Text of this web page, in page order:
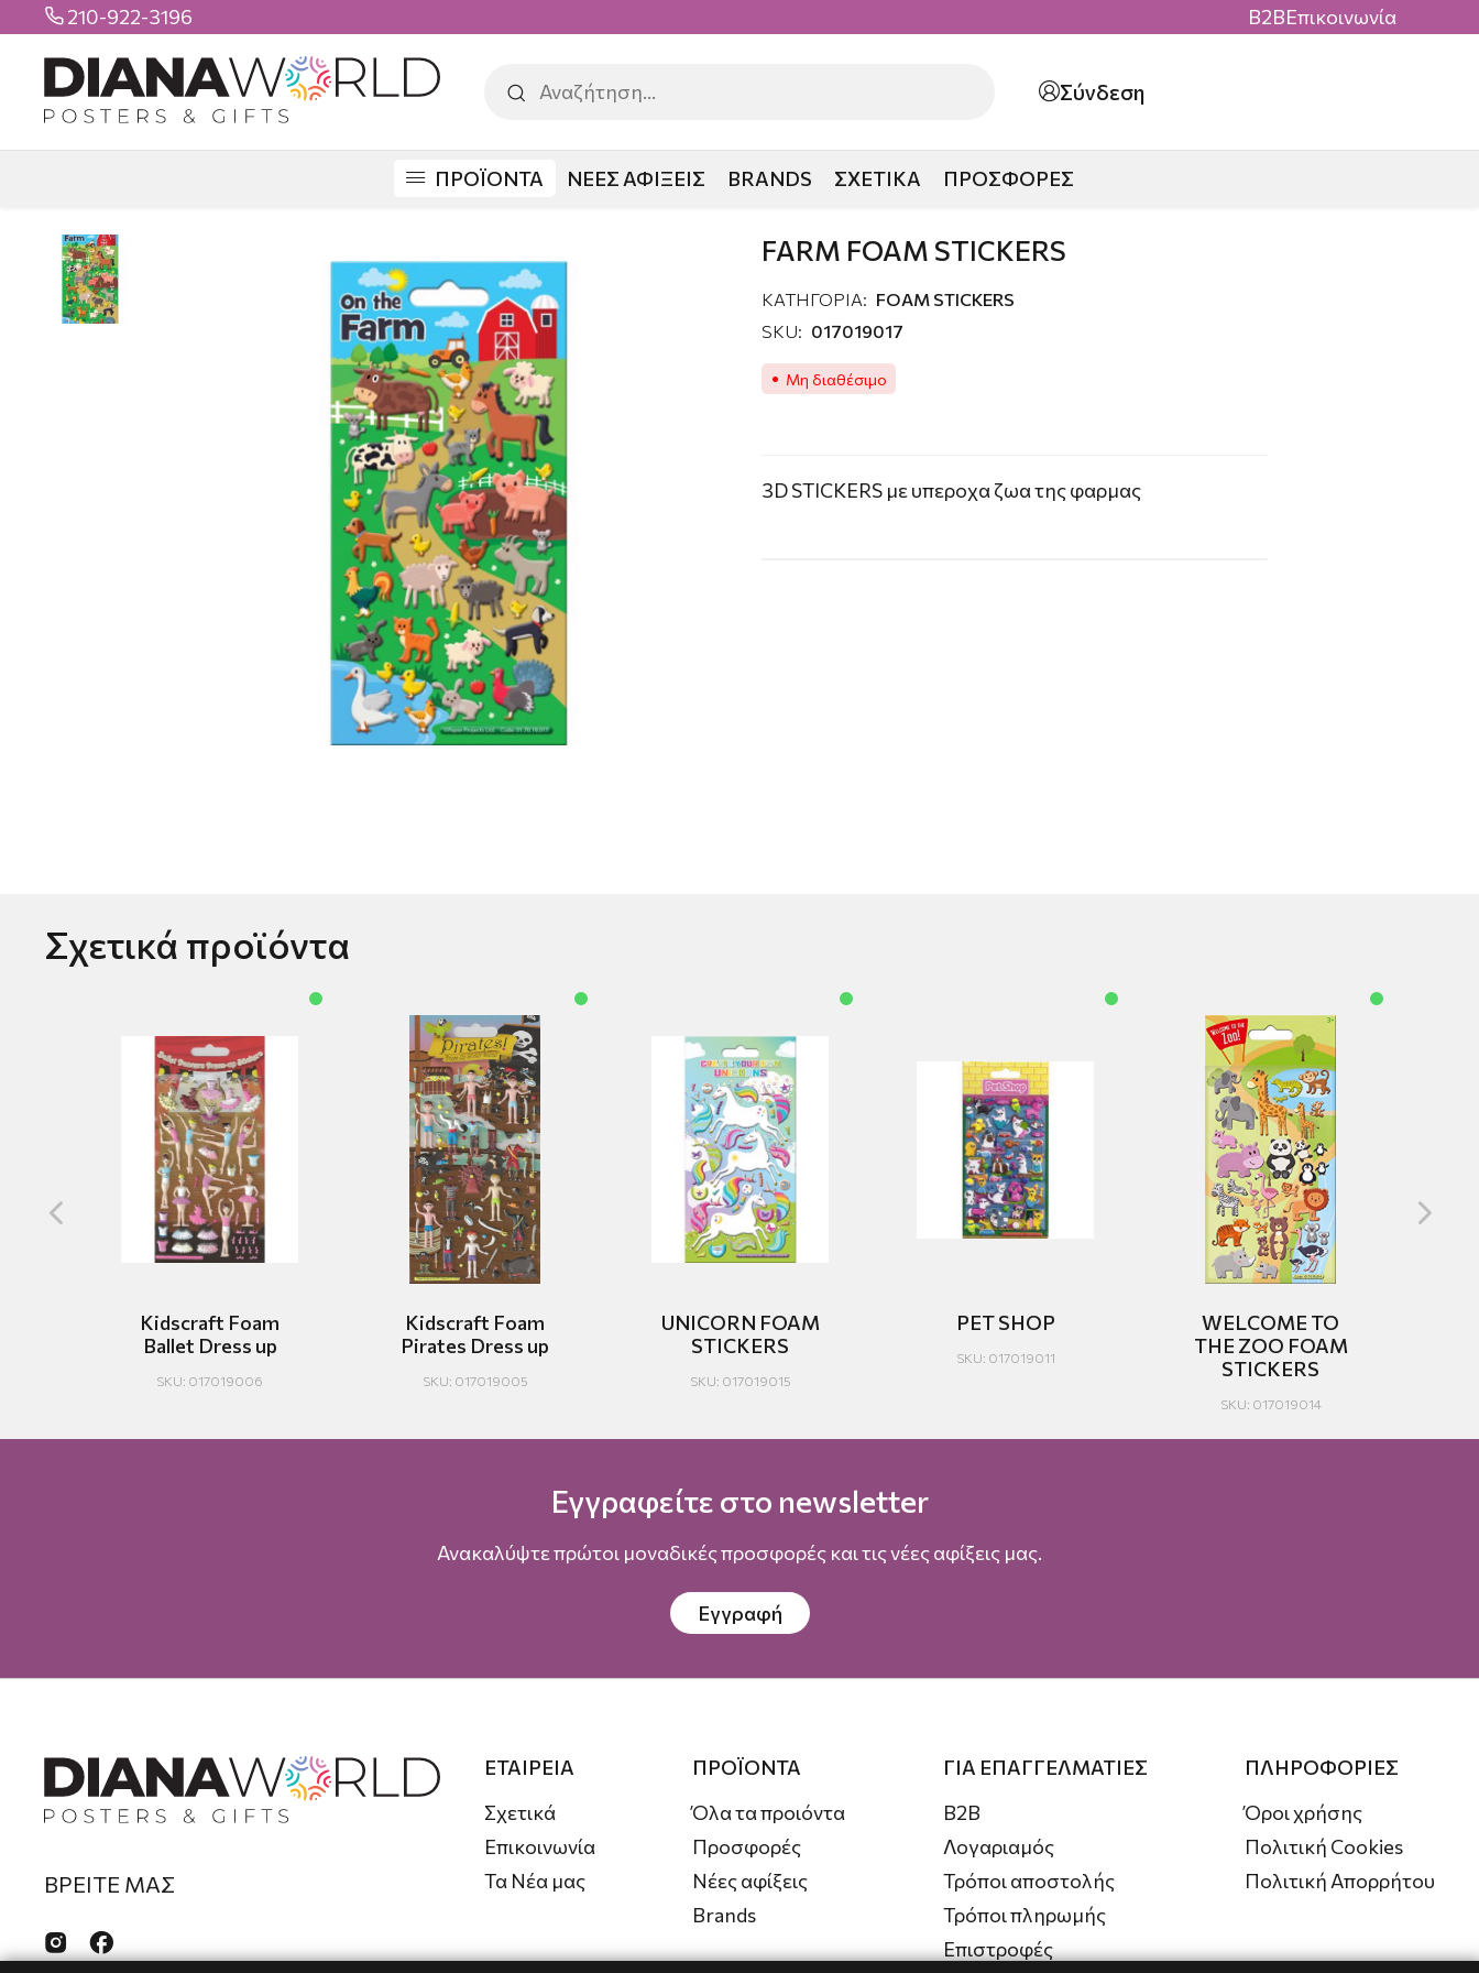
 210-922-3196 B2BΕπικοινωνία
Σύνδεση
ΠΡΟΪΟΝΤΑ ΝΕΕΣ ΑΦΙΞΕΙΣ BRANDS ΣΧΕΤΙΚΑ ΠΡΟΣΦΟΡΕΣ
FARM FOAM STICKERS
ΚΑΤΗΓΟΡΙΑ: FOAM STICKERS
SKU: 017019017
Μη διαθέσιμο
3D STICKERS με υπεροχα ζωα της φαρμας
Σχετικά προϊόντα
Kidscraft Foam
Ballet Dress up
SKU: 017019006
Kidscraft Foam
Pirates Dress up
SKU: 017019005
UNICORN FOAM
STICKERS
SKU: 017019015
PET SHOP
SKU: 017019011
WELCOME TO
THE ZOO FOAM
STICKERS
SKU: 017019014
Εγγραφείτε στο newsletter
Ανακαλύψτε πρώτοι μοναδικές προσφορές και τις νέες αφίξεις μας.
Εγγραφή
ΒΡΕΙΤΕ ΜΑΣ
 
ΕΤΑΙΡΕΙΑ
Σχετικά
Επικοινωνία
Τα Νέα μας
ΠΡΟΪΟΝΤΑ
Όλα τα προιόντα
Προσφορές
Νέες αφίξεις
Brands
ΓΙΑ ΕΠΑΓΓΕΛΜΑΤΙΕΣ
B2B
Λογαριαμός
Τρόποι αποστολής
Τρόποι πληρωμής
Επιστροφές
ΠΛΗΡΟΦΟΡΙΕΣ
Όροι χρήσης
Πολιτική Cookies
Πολιτική Απορρήτου